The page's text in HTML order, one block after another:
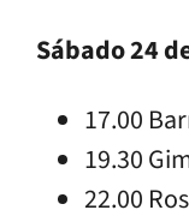
Sábado 24
17.00
19.30
22.00